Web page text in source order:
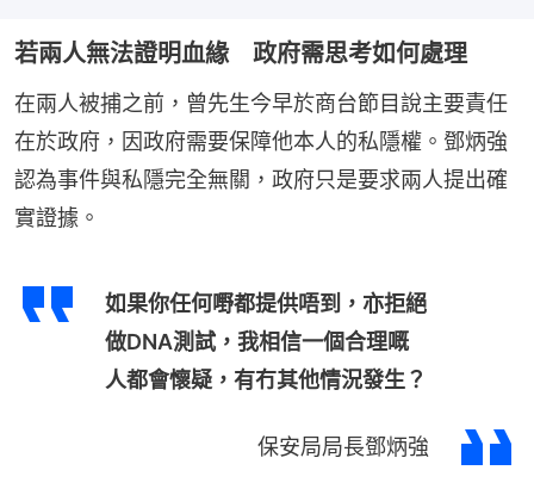
若兩人無法證明血緣 政府需思考如何處理
在兩人被捕之前，曾先生今早於商台節目說主要責任
在於政府，因政府需要保障他本人的私隱權。鄧炳強
認為事件與私隱完全無關，政府只是要求兩人提出確
實證據。
如果你任何嘢都提供唔到，亦拒絕
做DNA測試，我相信一個合理嘅
人都會懷疑，有冇其他情況發生？
保安局局長鄧炳強